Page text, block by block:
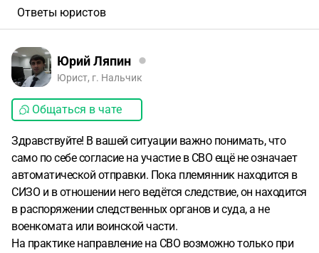
Ответы юристов
Юрий Ляпин
Юрист, г. Нальчик
Общаться в чате
Здравствуйте! В вашей ситуации важно понимать, что
само по себе согласие на участие в СВО ещё не означает
автоматической отправки. Пока племянник находится в
СИЗО и в отношении него ведётся следствие, он находится
в распоряжении следственных органов и суда, а не
военкомата или воинской части.
На практике направление на СВО возможно только при